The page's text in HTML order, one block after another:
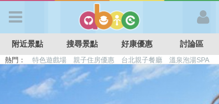
APP登入
首 頁
附近景點 搜尋景點 好康優惠 討論區
熱門： 特色遊戲場 親子住房優惠 台北親子餐廳
溫泉泡湯SPA
溜滑梯民宿
觀光工廠 日本親子景點